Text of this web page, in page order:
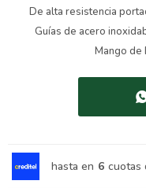
De alta resistencia
Guías de acero
Mango de
hasta en 6 cuotas